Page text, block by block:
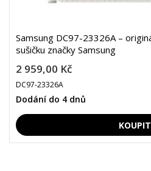
Samsung DC97-23326A –
sušičku značky Samsung
2 959,00 Kč
DC97-23326A
Dodání do 4 dnů